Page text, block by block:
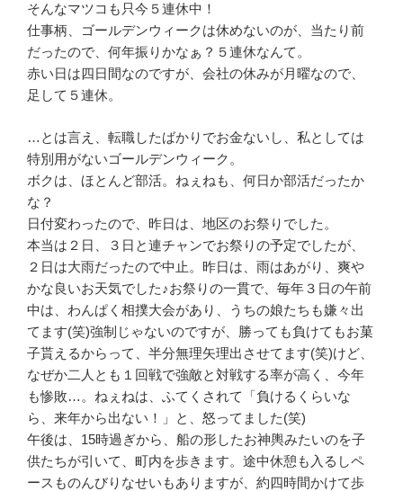
そんなマツコも只今５連休中！
仕事柄、ゴールデンウィークは休めないのが、当たり前
だったので、何年振りかなぁ？５連休なんて。
赤い日は四日間なのですが、会社の休みが月曜なので、
足して５連休。
…とは言え、転職したばかりでお金ないし、私としては
特別用がないゴールデンウィーク。
ボクは、ほとんど部活。ねぇねも、何日か部活だったか
な？
日付変わったので、昨日は、地区のお祭りでした。
本当は２日、３日と連チャンでお祭りの予定でしたが、
２日は大雨だったので中止。昨日は、雨はあがり、爽や
かな良いお天気でした♪お祭りの一貫で、毎年３日の午前
中は、わんぱく相撲大会があり、うちの娘たちも嫌々出
てます(笑)強制じゃないのですが、勝っても負けてもお菓
子貰えるからって、半分無理矢理出させてます(笑)けど、
なぜか二人とも１回戦で強敵と対戦する率が高く、今年
も惨敗…。ねぇねは、ふてくされて「負けるくらいな
ら、来年から出ない！」と、怒ってました(笑)
午後は、15時過ぎから、船の形したお神輿みたいのを子
供たちが引いて、町内を歩きます。途中休憩も入るしペ
ースものんびりなせいもありますが、約四時間かけて歩